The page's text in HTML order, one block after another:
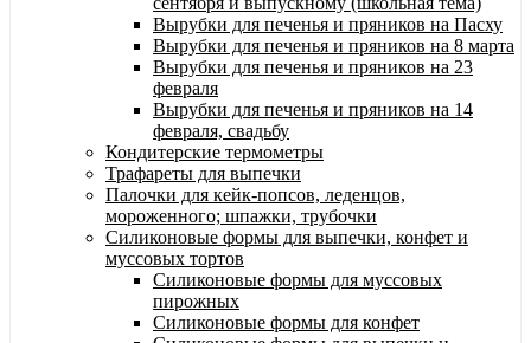
Вырубки для печенья и пряников на Пасху
Вырубки для печенья и пряников на 8 марта
Вырубки для печенья и пряников на 23
февраля
Вырубки для печенья и пряников на 14
февраля, свадьбу
Кондитерские термометры
Трафареты для выпечки
Палочки для кейк-попсов, леденцов,
мороженного; шпажки, трубочки
Силиконовые формы для выпечки, конфет и
муссовых тортов
Силиконовые формы для муссовых
пирожных
Силиконовые формы для конфет